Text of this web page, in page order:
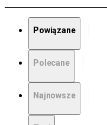
Powiązane
Polecane
Najnowsze